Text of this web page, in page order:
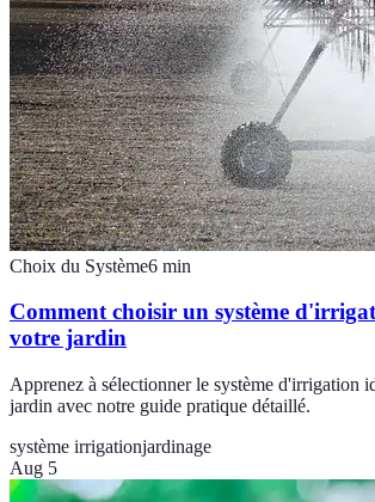
Choix du Système6 min
Comment choisir un système
votre jardin
Apprenez à sélectionner le système d'irrigation
jardin avec notre guide pratique détaillé.
système irrigationjardinage
Aug 5